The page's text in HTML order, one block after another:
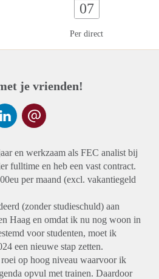
07
Per direct
je vrienden!
en werkzaam als FEC analist bij
fulltime en heb een vast contract.
per maand (excl. vakantiegeld
(zonder studieschuld) aan
Haag en omdat ik nu nog woon in
voor studenten, moet ik
een nieuwe stap zetten.
op hoog niveau waarvoor ik
opvul met trainen. Daardoor